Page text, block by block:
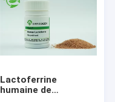
Lactoferrine
humaine de